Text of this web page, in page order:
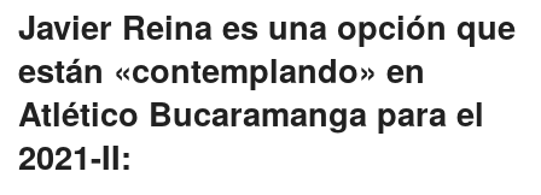
Javier Reina es una opción que
están «contemplando» en
Atlético Bucaramanga para el
2021-II: